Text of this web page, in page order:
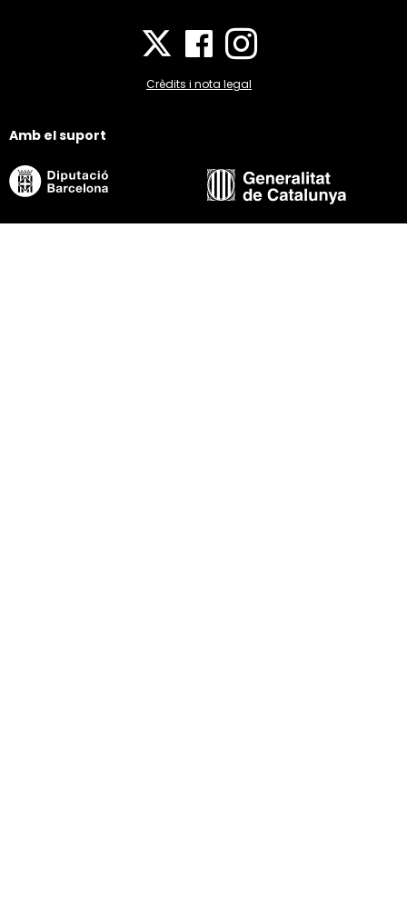
Crèdits i nota legal
Amb el suport